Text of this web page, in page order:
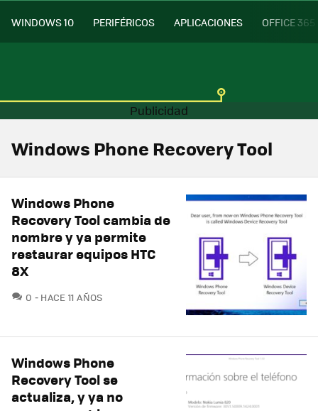
WINDOWS 10 PERIFÉRICOS APLICACIONES OFFICE 365
Windows Phone Recovery Tool
Windows Phone
Recovery Tool cambia de
nombre y ya permite
restaurar equipos HTC
8X
0 COMENTARIOS
HACE 11 AÑOS
Windows Phone
Recovery Tool se
actualiza, y ya no